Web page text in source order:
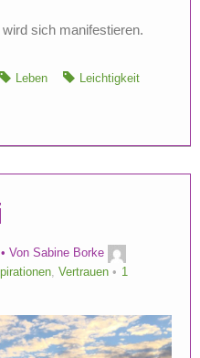
sich manifestieren.
Leben Leichtigkeit
Von Sabine Borke
, Vertrauen
1